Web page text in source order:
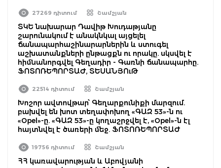
27269 դիտում Շամշյան
ՏԿԵ նախարար Դավիթ Խուդաթյանը
շարունակում է անակնկալ այցելել
ճանապարհաշինարարներին և ստուգել
աշխատանքների ընթացքն ու որակը. սկսվել է
հիմնանորգվել Գեղադիր - Գառնի ճանապարհը.
ՖՈՏՈՌԵՊՈՐՏԱԺ, ՏԵՍԱՆՅՈւԹ
22514 դիտում Շամշյան
Խոշոր ավտովթար՝ Գեղարքունիքի մարզում.
բախվել են խոտ տեղափոխող «ԳԱԶ 53»-ն ու
«Opel»-ը. «ԳԱԶ 53»-ը կողաշրջվել է, «Opel»-ն էլ
հայտնվել է ծառերի մեջ. ՖՈՏՈՌԵՊՈՐՏԱԺ
19756 դիտում Շամշյան
ՀՀ կառավարության և Աբովյանի